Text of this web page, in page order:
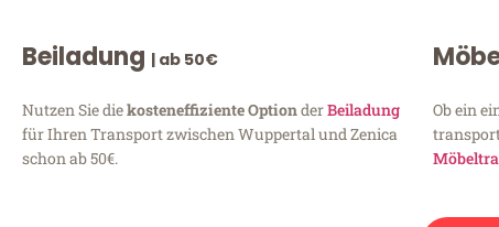
Beiladung | ab 50€
Nutzen Sie diekosteneffiziente OptionderBeiladung
für Ihren Transport zwischen Wuppertal und Zenica
schon ab 50€.
Ob ein